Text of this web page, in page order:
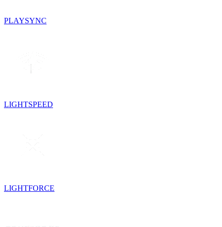
PLAYSYNC
LIGHTSPEED
LIGHTFORCE